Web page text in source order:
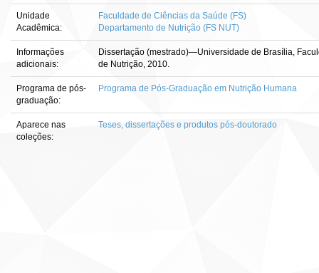
Unidade
Acadêmica:
Faculdade de Ciências da Saúde (FS)
Departamento de Nutrição (FS NUT)
Informações
adicionais:
Dissertação (mestrado)—Universidade de Brasília,
de Nutrição, 2010.
Programa de pós-
graduação:
Programa de Pós-Graduação em Nutrição Humana
Aparece nas
coleções:
Teses, dissertações e produtos pós-doutorado